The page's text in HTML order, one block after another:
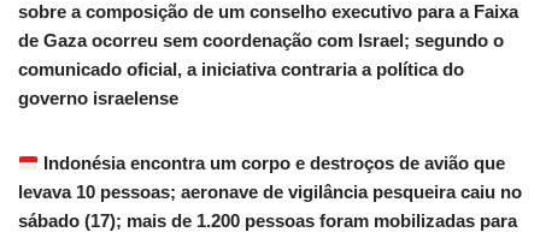
sobre a composição de um conselho executivo para a Faixa
de Gaza ocorreu sem coordenação com Israel; segundo o
comunicado oficial, a iniciativa contraria a política do
governo israelense
Indonésia encontra um corpo e destroços de avião que
levava 10 pessoas; aeronave de vigilância pesqueira caiu no
sábado (17); mais de 1.200 pessoas foram mobilizadas para